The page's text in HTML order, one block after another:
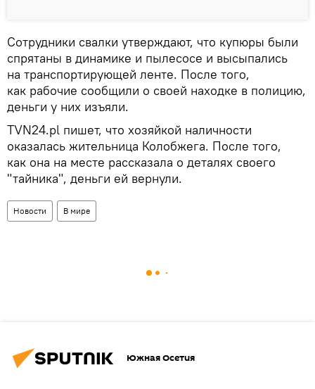
Сотрудники свалки утверждают, что купюры были
спрятаны в динамике и пылесосе и высыпались
на транспортирующей ленте. После того,
как рабочие сообщили о своей находке в полицию,
деньги у них изъяли.
TVN24.pl пишет, что хозяйкой наличности
оказалась жительница Колобжега. После того,
как она на месте рассказала о деталях своего
"тайника", деньги ей вернули.
Новости В мире
Южная Осетия